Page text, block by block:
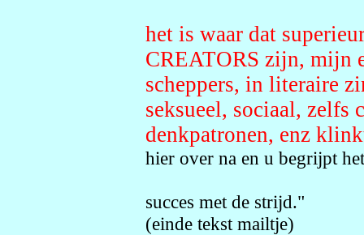
het is waar dat
CREATORS zijn, mijn
scheppers, in literaire
seksueel, sociaal, zelfs
denkpatronen, enz
hier over na en u begrijpt
succes met de strijd."
(einde tekst mailtje)